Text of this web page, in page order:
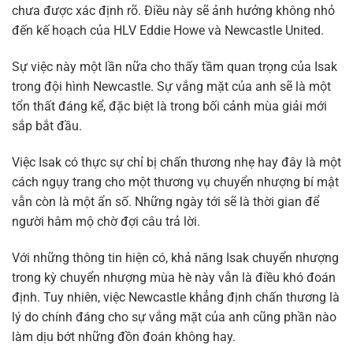
chưa được xác định rõ. Điều này sẽ ảnh hưởng không nhỏ
đến kế hoạch của HLV Eddie Howe và Newcastle United.
Sự việc này một lần nữa cho thấy tầm quan trọng của Isak
trong đội hình Newcastle. Sự vắng mặt của anh sẽ là một
tổn thất đáng kể, đặc biệt là trong bối cảnh mùa giải mới
sắp bắt đầu.
Việc Isak có thực sự chỉ bị chấn thương nhẹ hay đây là một
cách ngụy trang cho một thương vụ chuyển nhượng bí mật
vẫn còn là một ẩn số. Những ngày tới sẽ là thời gian để
người hâm mộ chờ đợi câu trả lời.
Với những thông tin hiện có, khả năng Isak chuyển nhượng
trong kỳ chuyển nhượng mùa hè này vẫn là điều khó đoán
định. Tuy nhiên, việc Newcastle khẳng định chấn thương là
lý do chính đáng cho sự vắng mặt của anh cũng phần nào
làm dịu bớt những đồn đoán không hay.